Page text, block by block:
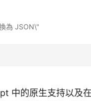
中的原生支持以及